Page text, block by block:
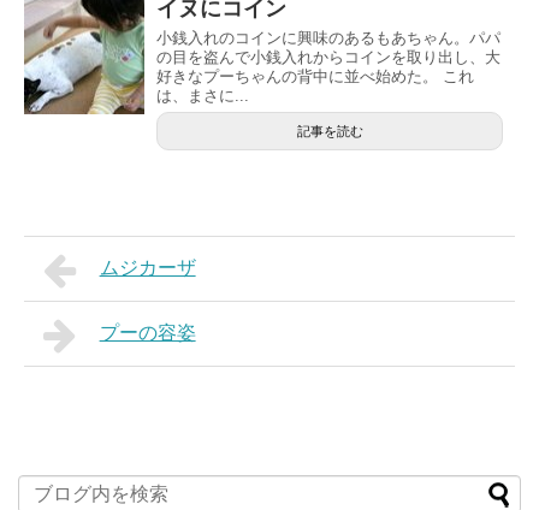
イヌにコイン
小銭入れのコインに興味のあるもあちゃん。パパ
の目を盗んで小銭入れからコインを取り出し、大
好きなプーちゃんの背中に並べ始めた。 これ
は、まさに...
記事を読む
ムジカーザ
プーの容姿